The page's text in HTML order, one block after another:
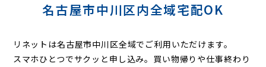
名古屋市中川区内全域宅配OK
リネットは名古屋市中川区全域でご利用いただけます。
スマホひとつでサクッと申し込み。買い物帰りや仕事終わり